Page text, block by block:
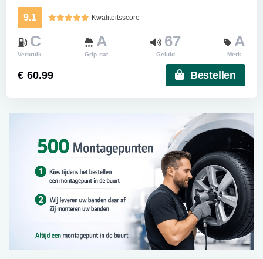
9.1 Kwaliteitsscore
C
Verbruik
A
Grip nat
67
Geluid
A
Merk
€ 60.99 Bestellen